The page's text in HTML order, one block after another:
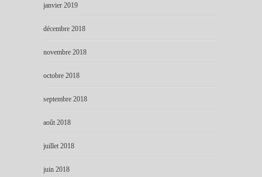
janvier 2019
décembre 2018
novembre 2018
octobre 2018
septembre 2018
août 2018
juillet 2018
juin 2018